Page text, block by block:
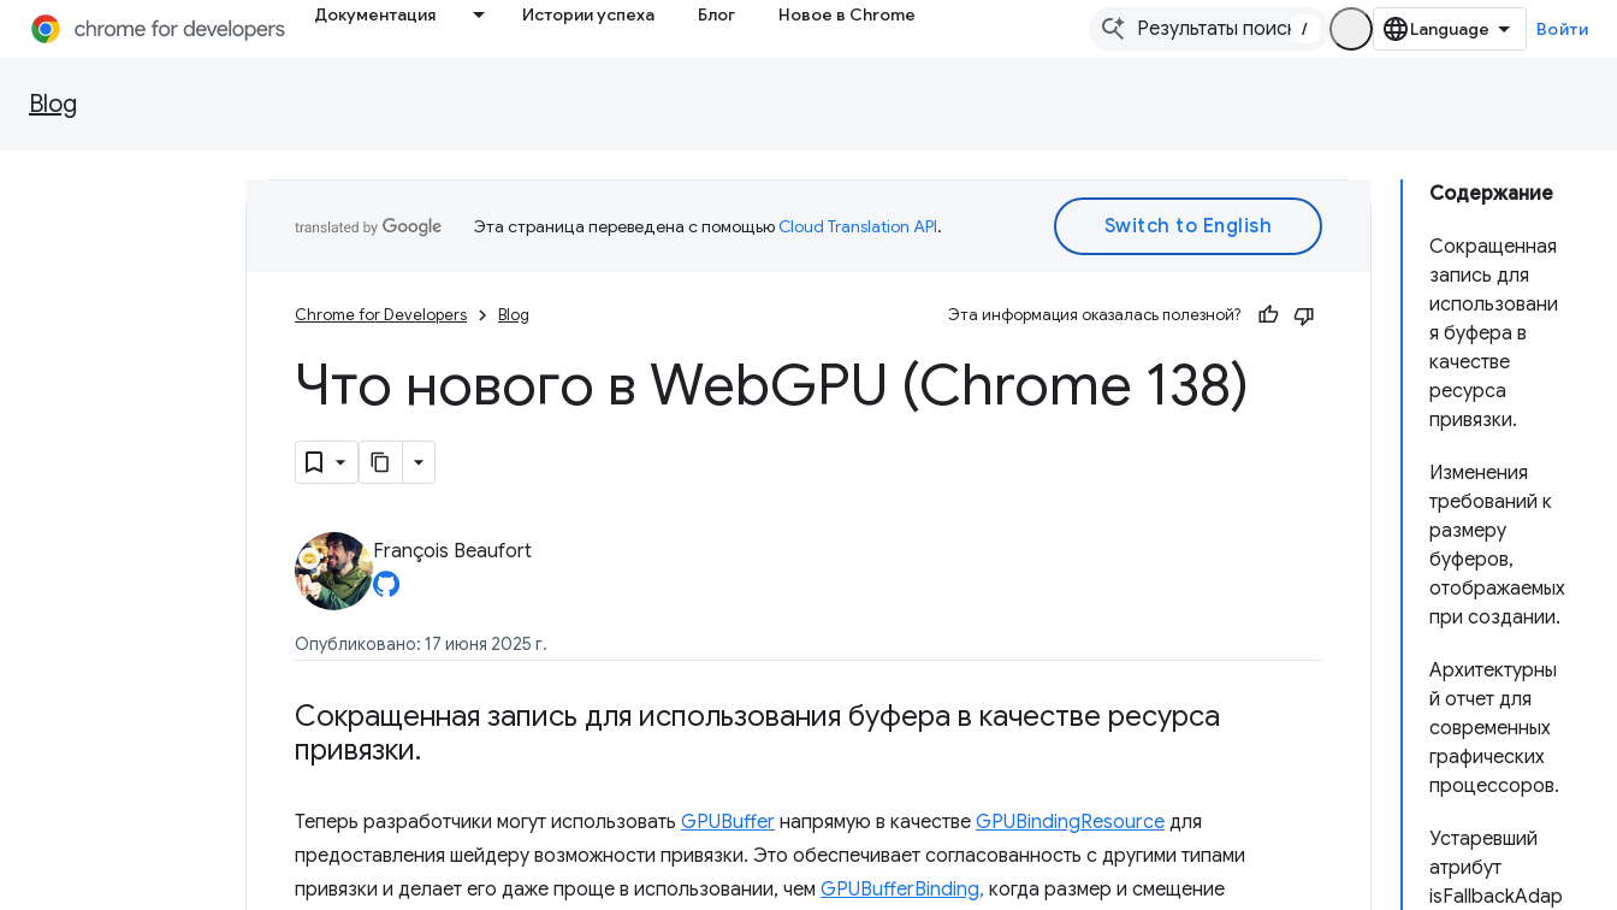
Документация Истории успеха Блог Новое в Chrome
/ Войти
Blog
Содержание
Сокращенная
запись для
использовани
я буфера в
качестве
ресурса
привязки.
Изменения
требований к
размеру
буферов,
отображаемых
при создании.
Архитектурны
й отчет для
современных
графических
процессоров.
Устаревший
атрибут
isFallbackAdap
Эта страница переведена с помощьюCloud Translation API.
Chrome for Developers Blog Эта информация оказалась полезной?
Что нового в WebGPU (Chrome 138)
François Beaufort
Опубликовано: 17 июня 2025 г.
Сокращенная запись для использования буфера в качестве ресурса
привязки.
Теперь разработчики могут использовать GPUBuffer напрямую в качестве GPUBindingResource для
предоставления шейдеру возможности привязки. Это обеспечивает согласованность с другими типами
привязки и делает его даже проще в использовании, чем GPUBufferBinding, когда размер и смещение